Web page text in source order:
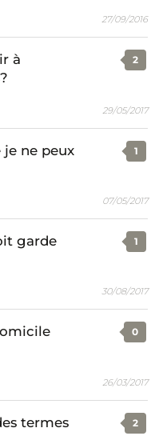
27/09/2016
à
2
29/05/2017
ne peux
1
07/05/2017
garde
1
30/08/2017
0
26/03/2017
termes
2